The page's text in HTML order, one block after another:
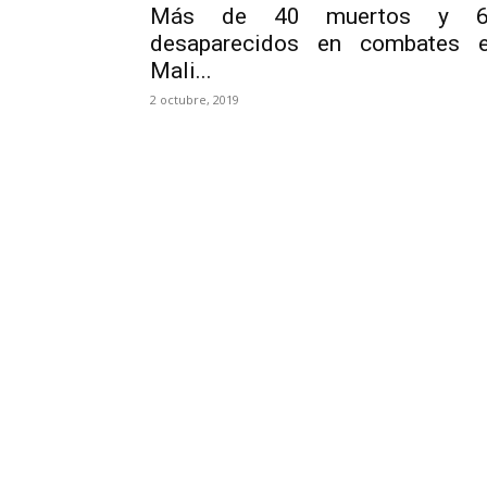
Más de 40 muertos y
desaparecidos en combates
Mali...
2 octubre, 2019